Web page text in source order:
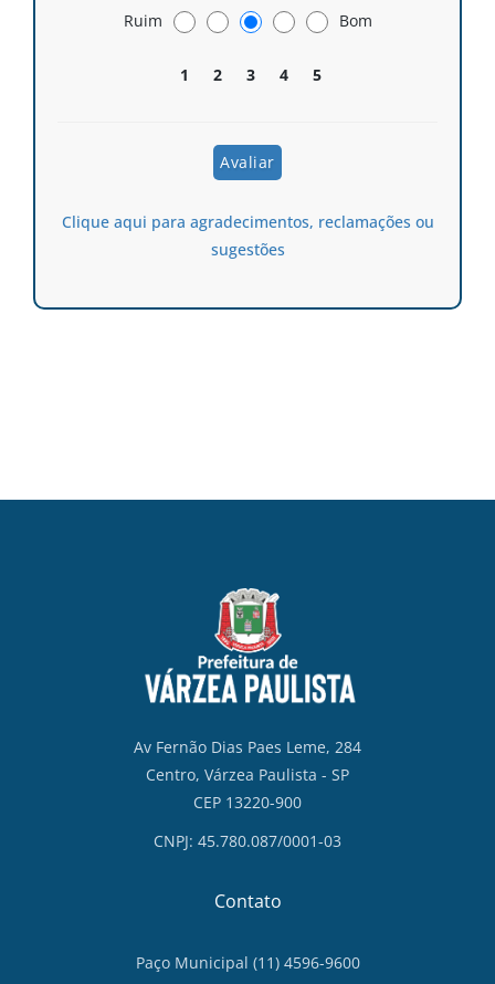
Ruim
1 2 3 4 5
Bom
Clique aqui para agradecimentos, reclamações ou
sugestões
Av Fernão Dias Paes Leme, 284
Centro, Várzea Paulista - SP
CEP 13220-900
CNPJ: 45.780.087/0001-03
Contato
Paço Municipal (11) 4596-9600